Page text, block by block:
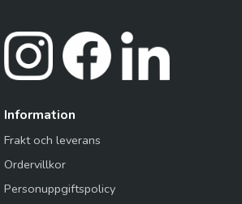
Information
Frakt och leverans
Ordervillkor
Personuppgiftspolicy